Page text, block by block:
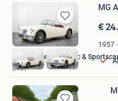
Bewaren
in
Mijn
Favorieten
MG
€
1957
Hofman Leek Classic &
Leek